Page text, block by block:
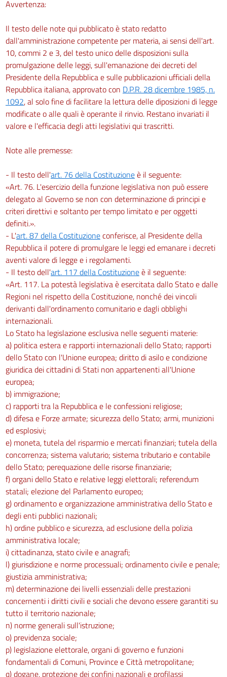
78
79
Capo III
Impianti e apparecchiature elettriche
80
81
82
83
85
87
Titolo IV
CANTIERI TEMPORANEI O MOBILI
Capo
I
Misure per la salute e sicurezza nei cantieri temporanei o mobili
88
89
90
91
92
93
94
96
97
98
99
100
101
102
103
104
104 bis
Capo II
Norme per la prevenzione degli infortuni sul lavoro nelle costruzioni e nei
lavori in quota
Sezione I
Campo di applicazione
105
106
107
Avvertenza:
Il testo delle note qui pubblicato è stato redatto
dall'amministrazione competente per materia, ai sensi dell'art.
10, commi 2 e 3, del testo unico delle disposizioni sulla
promulgazione delle leggi, sull'emanazione dei decreti del
Presidente della Repubblica e sulle pubblicazioni ufficiali della
Repubblica italiana, approvato con D.P.R. 28 dicembre 1985, n.
1092, al solo fine di facilitare la lettura delle diposizioni di legge
modificate o alle quali è operante il rinvio. Restano invariati il
valore e l'efficacia degli atti legislativi qui trascritti.
Note alle premesse:
- Il testo dell'art. 76 della Costituzioneè il seguente:
«Art. 76. L'esercizio della funzione legislativa non può essere
delegato al Governo se non con determinazione di principi e
criteri direttivi e soltanto per tempo limitato e per oggetti
definiti.».
- L'art. 87 della Costituzioneconferisce, al Presidente della
Repubblica il potere di promulgare le leggi ed emanare i decreti
aventi valore di legge e i regolamenti.
- Il testo dell'art. 117 della Costituzioneè il seguente:
«Art. 117. La potestà legislativa è esercitata dallo Stato e dalle
Regioni nel rispetto della Costituzione, nonché dei vincoli
derivanti dall'ordinamento comunitario e dagli obblighi
internazionali.
Lo Stato ha legislazione esclusiva nelle seguenti materie:
a) politica estera e rapporti internazionali dello Stato; rapporti
dello Stato con l'Unione europea; diritto di asilo e condizione
giuridica dei cittadini di Stati non appartenenti all'Unione
europea;
b) immigrazione;
c) rapporti tra la Repubblica e le confessioni religiose;
d) difesa e Forze armate; sicurezza dello Stato; armi, munizioni
ed esplosivi;
e) moneta, tutela del risparmio e mercati finanziari; tutela della
concorrenza; sistema valutario; sistema tributario e contabile
dello Stato; perequazione delle risorse finanziarie;
f) organi dello Stato e relative leggi elettorali; referendum
statali; elezione del Parlamento europeo;
g) ordinamento e organizzazione amministrativa dello Stato e
degli enti pubblici nazionali;
h) ordine pubblico e sicurezza, ad esclusione della polizia
amministrativa locale;
i) cittadinanza, stato civile e anagrafi;
l) giurisdizione e norme processuali; ordinamento civile e penale;
giustizia amministrativa;
m) determinazione dei livelli essenziali delle prestazioni
concernenti i diritti civili e sociali che devono essere garantiti su
tutto il territorio nazionale;
n) norme generali sull'istruzione;
o) previdenza sociale;
p) legislazione elettorale, organi di governo e funzioni
fondamentali di Comuni, Province e Città metropolitane;
q) dogane, protezione dei confini nazionali e profilassi